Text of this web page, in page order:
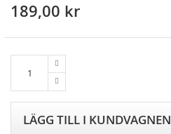
Skip
the
189,00 kr
LÄGG TILL I KUNDVAGNEN